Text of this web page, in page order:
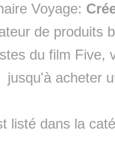
Voyage:
de produits
du film Five,
jusqu'à acheter
listé dans la